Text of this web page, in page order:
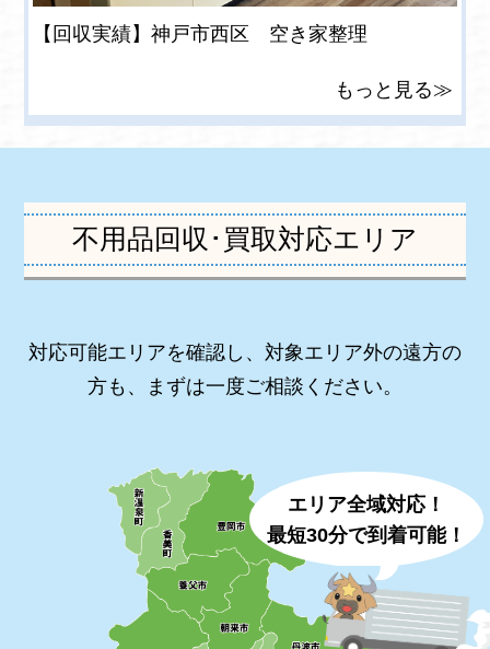
【回収実績】神戸市西区 空き家整理
もっと見る≫
不用品回収･買取対応エリア
対応可能エリアを確認し、対象エリア外の遠方の
方も、まずは一度ご相談ください。
エリア全域対応！
最短30分で到着可能！